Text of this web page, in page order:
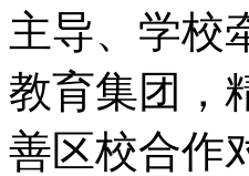
主导、学校
教育集团，
善区校合作